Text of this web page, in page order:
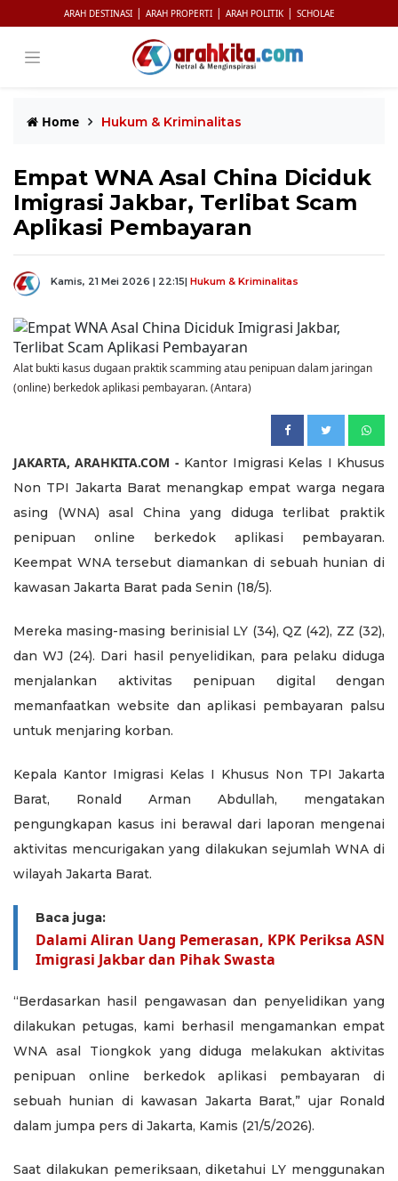
ARAH DESTINASI | ARAH PROPERTI | ARAH POLITIK | SCHOLAE
Home Hukum & Kriminalitas
Empat WNA Asal China Diciduk
Imigrasi Jakbar, Terlibat Scam
Aplikasi Pembayaran
Kamis, 21 Mei 2026 | 22:15| Hukum & Kriminalitas
Alat bukti kasus dugaan praktik scamming atau penipuan dalam jaringan
(online) berkedok aplikasi pembayaran. (Antara)
JAKARTA, ARAHKITA.COM - Kantor Imigrasi Kelas I Khusus
Non TPI Jakarta Barat menangkap empat warga negara
asing (WNA) asal China yang diduga terlibat praktik
penipuan online berkedok aplikasi pembayaran.
Keempat WNA tersebut diamankan di sebuah hunian di
kawasan Jakarta Barat pada Senin (18/5).
Mereka masing-masing berinisial LY (34), QZ (42), ZZ (32),
dan WJ (24). Dari hasil penyelidikan, para pelaku diduga
menjalankan aktivitas penipuan digital dengan
memanfaatkan website dan aplikasi pembayaran palsu
untuk menjaring korban.
Kepala Kantor Imigrasi Kelas I Khusus Non TPI Jakarta
Barat, Ronald Arman Abdullah, mengatakan
pengungkapan kasus ini berawal dari laporan mengenai
aktivitas mencurigakan yang dilakukan sejumlah WNA di
wilayah Jakarta Barat.
Baca juga:
Dalami Aliran Uang Pemerasan, KPK Periksa ASN
Imigrasi Jakbar dan Pihak Swasta
“Berdasarkan hasil pengawasan dan penyelidikan yang
dilakukan petugas, kami berhasil mengamankan empat
WNA asal Tiongkok yang diduga melakukan aktivitas
penipuan online berkedok aplikasi pembayaran di
sebuah hunian di kawasan Jakarta Barat,” ujar Ronald
dalam jumpa pers di Jakarta, Kamis (21/5/2026).
Saat dilakukan pemeriksaan, diketahui LY menggunakan